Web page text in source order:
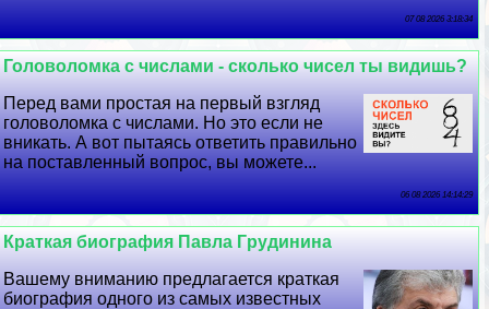
07 08 2026 3:18:34
Головоломка с числами - сколько чисел ты видишь?
Перед вами простая на первый взгляд
головоломка с числами. Но это если не
вникать. А вот пытаясь ответить правильно
на поставленный вопрос, вы можете...
06 08 2026 14:14:29
Краткая биография Павла Гpyдинина
Вашему вниманию предлагается краткая
биография одного из самых известных